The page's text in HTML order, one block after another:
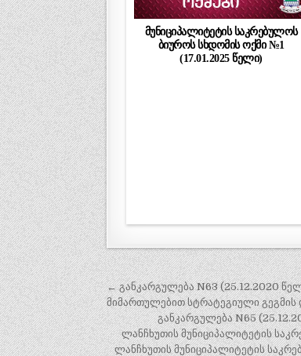
მუნიციპალიტეტის საკრებულოს
ბიუროს სხდომის ოქმი №1
(17.01.2025 წელი)
პოსტის
ნავიგაცია
← განკარგულება N63 (25.12.2020
მიმართულებით სტრატეგიული გეგმის
განკარგულება N65
ლანჩხუთის მუნიციპალიტეტის
ლანჩხუთის მუნიციპალიტეტის